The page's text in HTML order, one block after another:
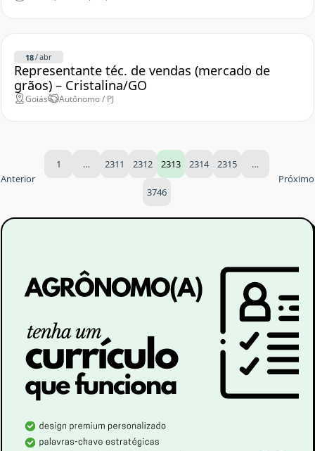
18/abr
Representante téc. de vendas (mercado de
grãos) – Cristalina/GO
Goiás Autônomo / PJ
Anterior
1 … 2311 2312 2313 2314 2315 …
3746
Próximo